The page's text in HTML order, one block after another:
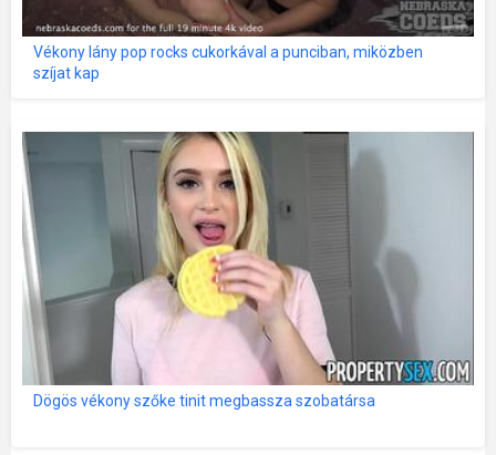
Vékony lány pop rocks cukorkával a punciban, miközben
szíjat kap
Dögös vékony szőke tinit megbassza szobatársa